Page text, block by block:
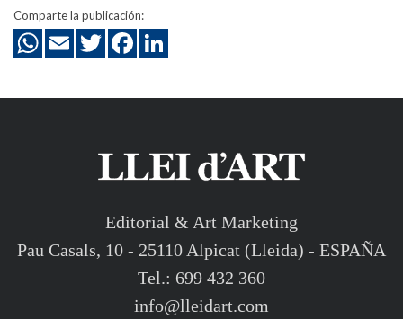
Comparte la publicación:
Editorial & Art Marketing
Pau Casals, 10 - 25110 Alpicat (Lleida) - ESPAÑA
Tel.: 699 432 360
info@lleidart.com